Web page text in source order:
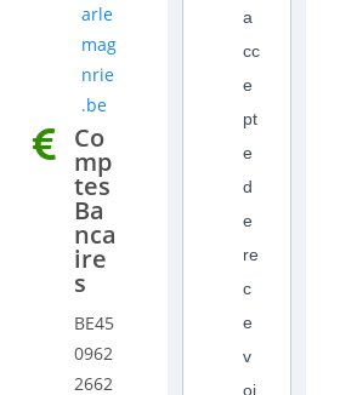
arle
mag
nrie
.be
Co
mp
tes
Ba
nca
ire
s
BE45
0962
2662
a
cc
e
pt
e
d
e
re
c
e
v
oi